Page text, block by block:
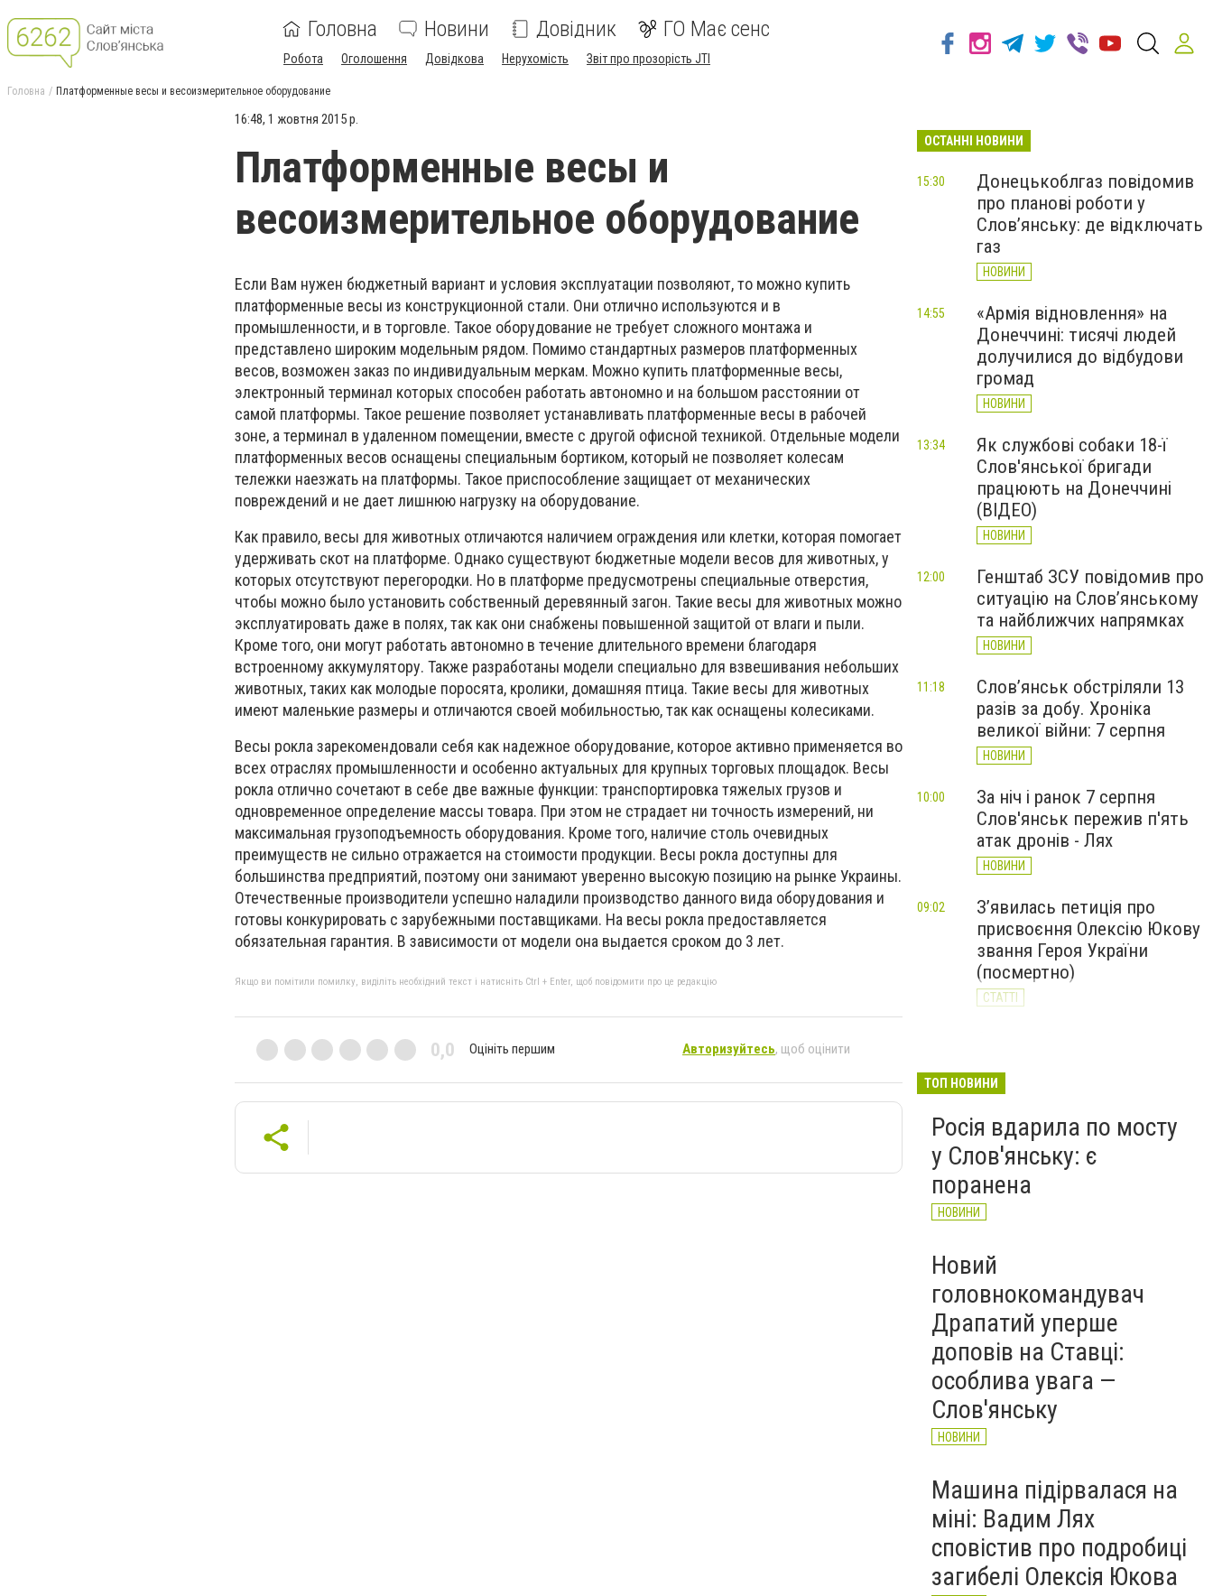
Головна Новини Довідник ГО Має сенс
Робота Оголошення Довідкова Нерухомість Звіт про прозорість JTI
Головна Платформенные весы и весоизмерительное оборудование
16:48, 1 жовтня 2015 р.
Платформенные весы и
весоизмерительное оборудование
Если Вам нужен бюджетный вариант и условия эксплуатации позволяют, то можно купить
платформенные весы из конструкционной стали. Они отлично используются и в
промышленности, и в торговле. Такое оборудование не требует сложного монтажа и
представлено широким модельным рядом. Помимо стандартных размеров платформенных
весов, возможен заказ по индивидуальным меркам. Можно купить платформенные весы,
электронный терминал которых способен работать автономно и на большом расстоянии от
самой платформы. Такое решение позволяет устанавливать платформенные весы в рабочей
зоне, а терминал в удаленном помещении, вместе с другой офисной техникой. Отдельные модели
платформенных весов оснащены специальным бортиком, который не позволяет колесам
тележки наезжать на платформы. Такое приспособление защищает от механических
повреждений и не дает лишнюю нагрузку на оборудование.
Как правило, весы для животных отличаются наличием ограждения или клетки, которая помогает
удерживать скот на платформе. Однако существуют бюджетные модели весов для животных, у
которых отсутствуют перегородки. Но в платформе предусмотрены специальные отверстия,
чтобы можно было установить собственный деревянный загон. Такие весы для животных можно
эксплуатировать даже в полях, так как они снабжены повышенной защитой от влаги и пыли.
Кроме того, они могут работать автономно в течение длительного времени благодаря
встроенному аккумулятору. Также разработаны модели специально для взвешивания небольших
животных, таких как молодые поросята, кролики, домашняя птица. Такие весы для животных
имеют маленькие размеры и отличаются своей мобильностью, так как оснащены колесиками.
Весы рокла зарекомендовали себя как надежное оборудование, которое активно применяется во
всех отраслях промышленности и особенно актуальных для крупных торговых площадок. Весы
рокла отлично сочетают в себе две важные функции: транспортировка тяжелых грузов и
одновременное определение массы товара. При этом не страдает ни точность измерений, ни
максимальная грузоподъемность оборудования. Кроме того, наличие столь очевидных
преимуществ не сильно отражается на стоимости продукции. Весы рокла доступны для
большинства предприятий, поэтому они занимают уверенно высокую позицию на рынке Украины.
Отечественные производители успешно наладили производство данного вида оборудования и
готовы конкурировать с зарубежными поставщиками. На весы рокла предоставляется
обязательная гарантия. В зависимости от модели она выдается сроком до 3 лет.
Якщо ви помітили помилку, виділіть необхідний текст і натисніть Ctrl + Enter, щоб повідомити про це редакцію
0,0 Оцініть першим Авторизуйтесь, щоб оцінити
ОСТАННІ НОВИНИ
Донецькоблгаз повідомив
про планові роботи у
Слов’янську: де відключать
газ
НОВИНИ
15:30
«Армія відновлення» на
Донеччині: тисячі людей
долучилися до відбудови
громад
НОВИНИ
14:55
Як службові собаки 18-ї
Слов'янської бригади
працюють на Донеччині
(ВІДЕО)
НОВИНИ
13:34
Генштаб ЗСУ повідомив про
ситуацію на Слов’янському
та найближчих напрямках
НОВИНИ
12:00
Слов’янськ обстріляли 13
разів за добу. Хроніка
великої війни: 7 серпня
НОВИНИ
11:18
За ніч і ранок 7 серпня
Слов'янськ пережив п'ять
атак дронів - Лях
НОВИНИ
10:00
З’явилась петиція про
присвоєння Олексію Юкову
звання Героя України
(посмертно)
СТАТТІ
09:02
річний чоловік у реанімації
ТОП НОВИНИ
Росія вдарила по мосту
у Слов'янську: є
поранена
НОВИНИ
Новий
головнокомандувач
Драпатий уперше
доповів на Ставці:
особлива увага —
Слов'янську
НОВИНИ
Машина підірвалася на
міні: Вадим Лях
сповістив про подробиці
загибелі Олексія Юкова